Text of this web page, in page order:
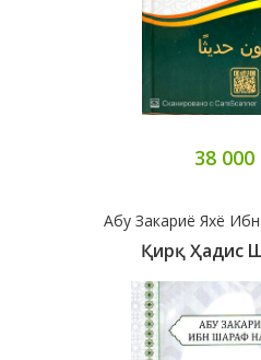
38
Абу Закариё Яхё
Қирқ Ҳадис